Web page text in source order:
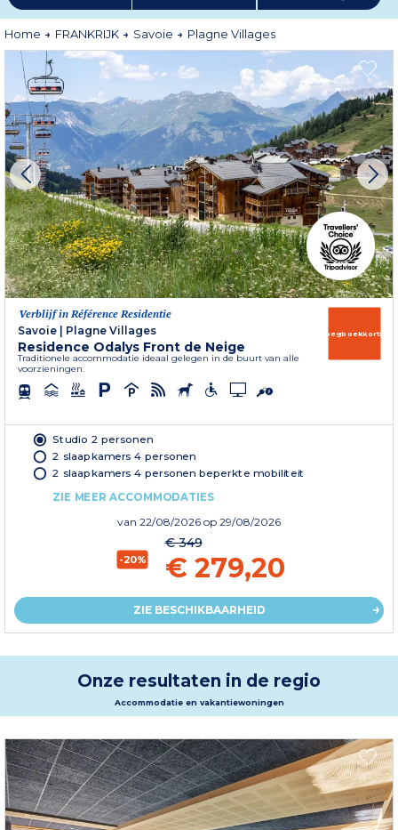
Na de inspanning gaat er niets boven ontspannen in een van de spa's en
wellnesscentra van het resort. Huur uw appartement in Plagne Villages, in
deRésidence Odalys Front de Neigevoorzien van alle moderne comfort
in een authentieke en warme sfeer.
Meer informatie
Home FRANKRIJK Savoie Plagne Villages
Verblijf in Référence Residentie
Savoie
Plagne Villages
Residence Odalys Front de Neige
Traditionele accommodatie ideaal gelegen in de buurt van alle
voorzieningen.
Vroegboekkorting
Studio 2 personen
2 slaapkamers 4 personen
2 slaapkamers 4 personen beperkte mobiliteit
ZIE MEER ACCOMMODATIES
van 22/08/2026 op 29/08/2026
-20%
€ 349
€ 279,20
ZIE BESCHIKBAARHEID
Onze resultaten in de regio
Accommodatie en vakantiewoningen